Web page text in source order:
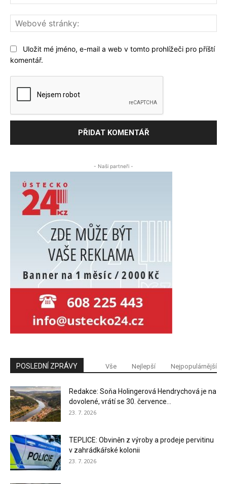
Uložit mé jméno, e-mail a web v tomto prohlížeči pro příští
komentář.
- Naši partneři -
POSLEDNÍ ZPRÁVY Vše Nejlepší Nejpopulárnější
Redakce: Soňa Holingerová Hendrychová je na
dovolené, vrátí se 30. července...
23. 7. 2026
TEPLICE: Obviněn z výroby a prodeje pervitinu
v zahrádkářské kolonii
23. 7. 2026